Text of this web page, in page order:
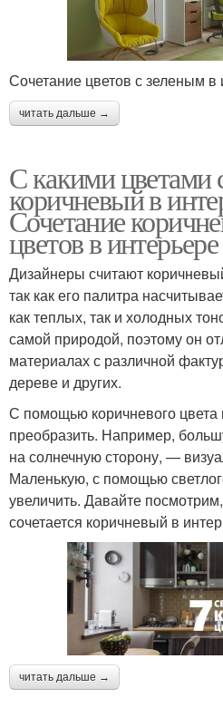
Сочетание цветов с зеленым в
читать дальше →
С какими цветами
коричневый в
Сочетание
цветов в интерьере
Дизайнеры считают
так как его палитра
как теплых, так и холодных
самой природой, поэтому он
материалах с различной
дереве и других.
С помощью коричневого
преобразить. Например,
на солнечную сторону, —
Маленькую, с помощью
увеличить. Давайте
сочетается коричневый в
читать дальше →